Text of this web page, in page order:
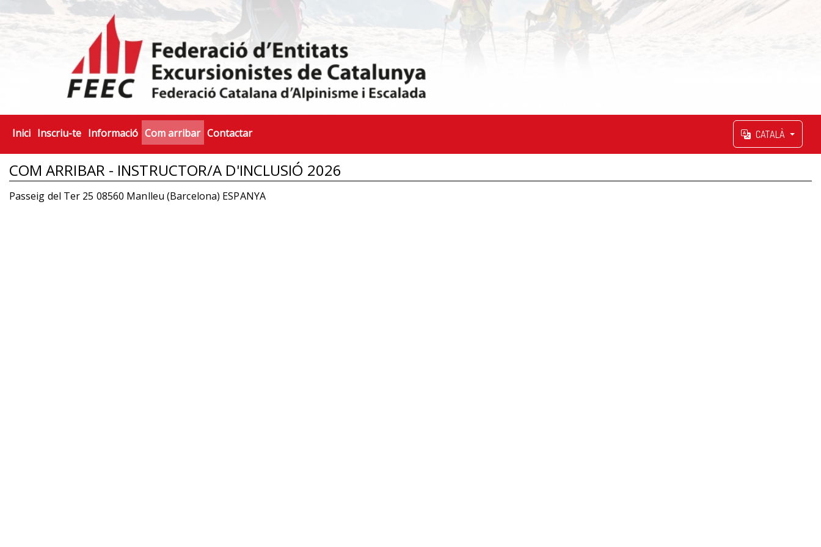
Inici Inscriu-te Informació Com arribar Contactar CATALÀ
COM ARRIBAR - INSTRUCTOR/A D'INCLUSIÓ 2026
Passeig del Ter 25 08560 Manlleu (Barcelona) ESPANYA